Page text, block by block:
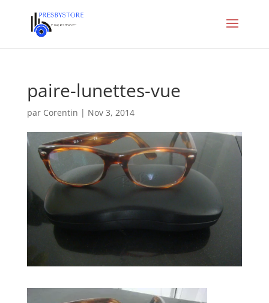
paire-lunettes-vue
par Corentin | Nov 3, 2014